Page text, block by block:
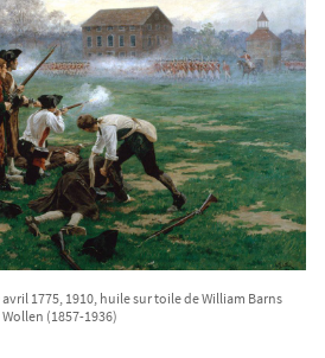
1775, 1910, huile sur toile de William Barns
Wollen (1857-1936)